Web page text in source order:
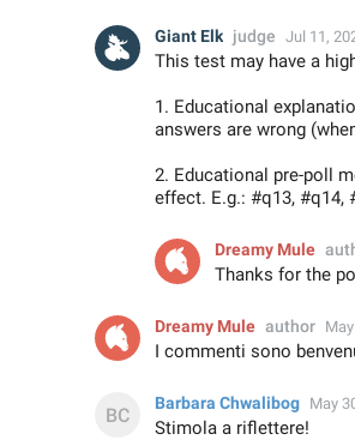
Giant Elk judge Jul 11,
This test may have a
1. Educational
answers are wrong
2. Educational pre-poll
effect. E.g.: #q13, #q14,
Dreamy Mule
Thanks for the
Dreamy Mule author
I commenti sono
Barbara Chwalibog May
Stimola a riflettere!